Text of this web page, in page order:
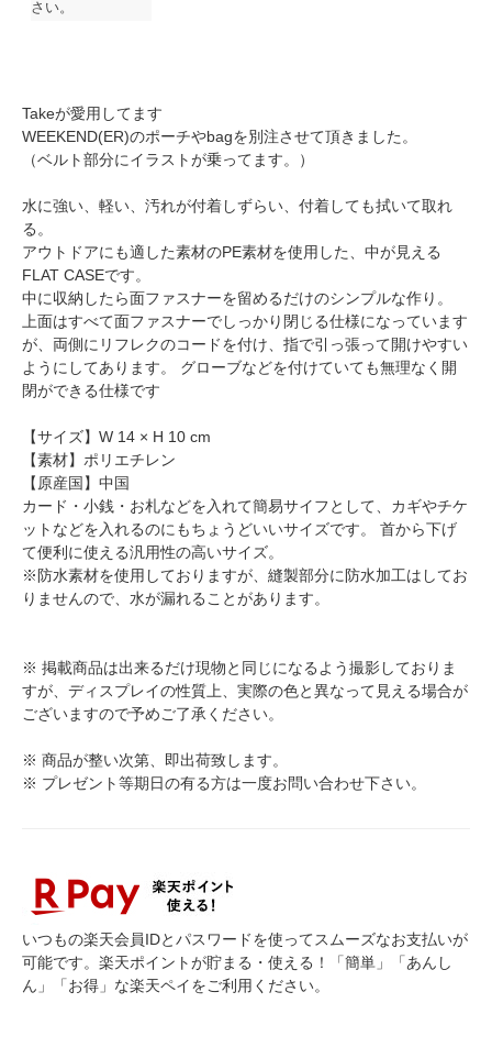
Takeが愛用してます
WEEKEND(ER)のポーチやbagを別注させて頂きました。
（ベルト部分にイラストが乗ってます。）
水に強い、軽い、汚れが付着しずらい、付着しても拭いて取れ
る。
アウトドアにも適した素材のPE素材を使用した、中が見える
FLAT CASEです。
中に収納したら面ファスナーを留めるだけのシンプルな作り。
上面はすべて面ファスナーでしっかり閉じる仕様になっています
が、両側にリフレクのコードを付け、指で引っ張って開けやすい
ようにしてあります。 グローブなどを付けていても無理なく開
閉ができる仕様です
【サイズ】W 14 × H 10 cm
【素材】ポリエチレン
【原産国】中国
カード・小銭・お札などを入れて簡易サイフとして、カギやチケ
ットなどを入れるのにもちょうどいいサイズです。 首から下げ
て便利に使える汎用性の高いサイズ。
※防水素材を使用しておりますが、縫製部分に防水加工はしてお
りませんので、水が漏れることがあります。
※ 掲載商品は出来るだけ現物と同じになるよう撮影しておりま
すが、ディスプレイの性質上、実際の色と異なって見える場合が
ございますので予めご了承ください。
※ 商品が整い次第、即出荷致します。
※ プレゼント等期日の有る方は一度お問い合わせ下さい。
いつもの楽天会員IDとパスワードを使ってスムーズなお支払いが
可能です。楽天ポイントが貯まる・使える！「簡単」「あんし
ん」「お得」な楽天ペイをご利用ください。